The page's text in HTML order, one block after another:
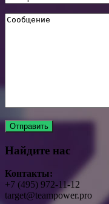
Найдите нас
Контакты:
+7 (495) 972-11-12
target@teampower.pro